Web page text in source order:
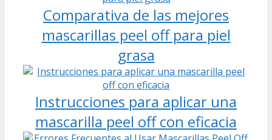
Comparativa de las mejores
mascarillas peel off para piel
grasa
Instrucciones para aplicar una
mascarilla peel off con eficacia